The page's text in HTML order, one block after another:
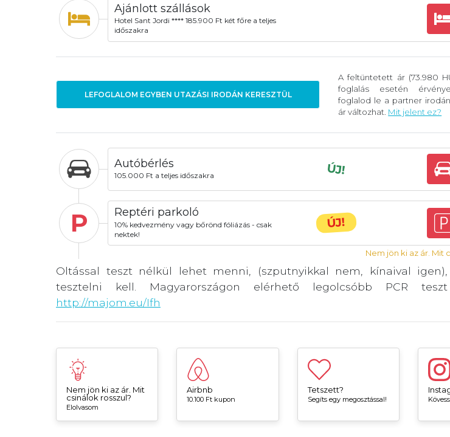
Ajánlott szállások
Hotel Sant Jordi **** 185.900 Ft két főre a teljes
időszakra
LEFOGLALOM EGYBEN UTAZÁSI IRODÁN KERESZTÜL
A feltüntetett ár (73.980
foglalás esetén
foglalod le a partner
ár változhat. Mit jelent ez?
Autóbérlés
105.000 Ft a teljes időszakra ÚJ!
P Reptéri parkoló
10% kedvezmény vagy bőrönd fóliázás - csak
nektek!
ÚJ!
Nem jön ki az ár. Mit
Oltással teszt nélkül lehet menni, (szputnyikkal nem, kínaival
tesztelni kell. Magyarországon elérhető legolcsóbb PCR
http://majom.eu/Ifh
Nem jön ki az ár. Mit
csinálok rosszul?
Elolvasom
Airbnb
10.100 Ft kupon
Tetszett?
Segíts egy megosztással!